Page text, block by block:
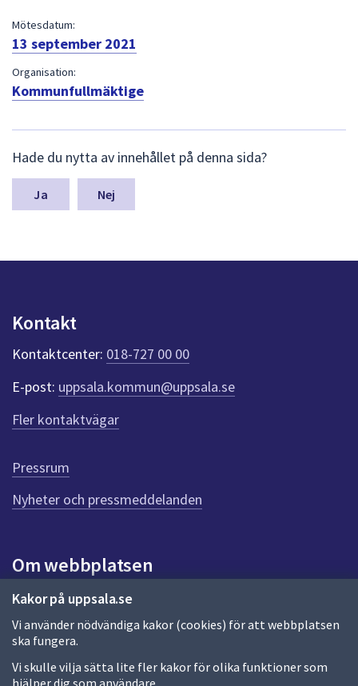
Kakor på uppsala.se
Vi använder nödvändiga kakor (cookies) för att webbplatsen
ska fungera.
Vi skulle vilja sätta lite fler kakor för olika funktioner som
hjälper dig som användare.
Mötesdatum:
13 september 2021
Organisation:
Kommunfullmäktige
ä
m
a
n
k
t
e
r
f
ö
r
e
n
n
a
d
a
Hade du nytta av innehållet på denna sida?
Nej
Kontakt
Kontaktcenter: 018-727 00 00
E-post: uppsala.kommun@uppsala.se
Fler kontaktvägar
Pressrum
Nyheter och pressmeddelanden
Om webbplatsen
Om webbplatsen
Allmänna handlingar och diarium
Behandling av personuppgifter